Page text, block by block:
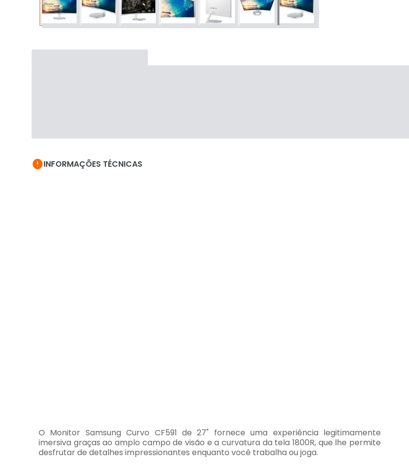
+2
INFORMAÇÕES TÉCNICAS
O Monitor Samsung Curvo CF591 de 27" fornece uma experiência legitimamente
imersiva graças ao amplo campo de visão e a curvatura da tela 1800R, que lhe permite
desfrutar de detalhes impressionantes enquanto você trabalha ou joga.